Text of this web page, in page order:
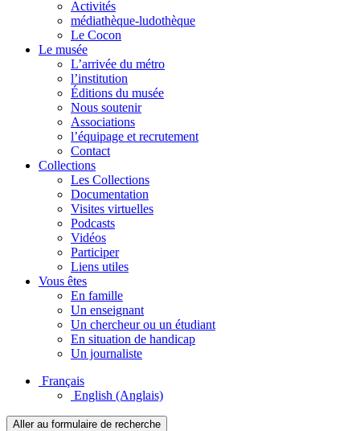
Activités
médiathèque-ludothèque
Le Cocon
Le musée
L’arrivée du métro
l’institution
Éditions du musée
Nous soutenir
Associations
l’équipage et recrutement
Contact
Collections
Les Collections
Documentation
Visites virtuelles
Podcasts
Vidéos
Participer
Liens utiles
Vous êtes
En famille
Un enseignant
Un chercheur ou un étudiant
En situation de handicap
Un journaliste
Français
English (Anglais)
Aller au formulaire de recherche